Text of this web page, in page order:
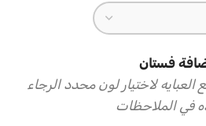
فستان
لاختيار لون محدد الرجاء
في الملاحظات